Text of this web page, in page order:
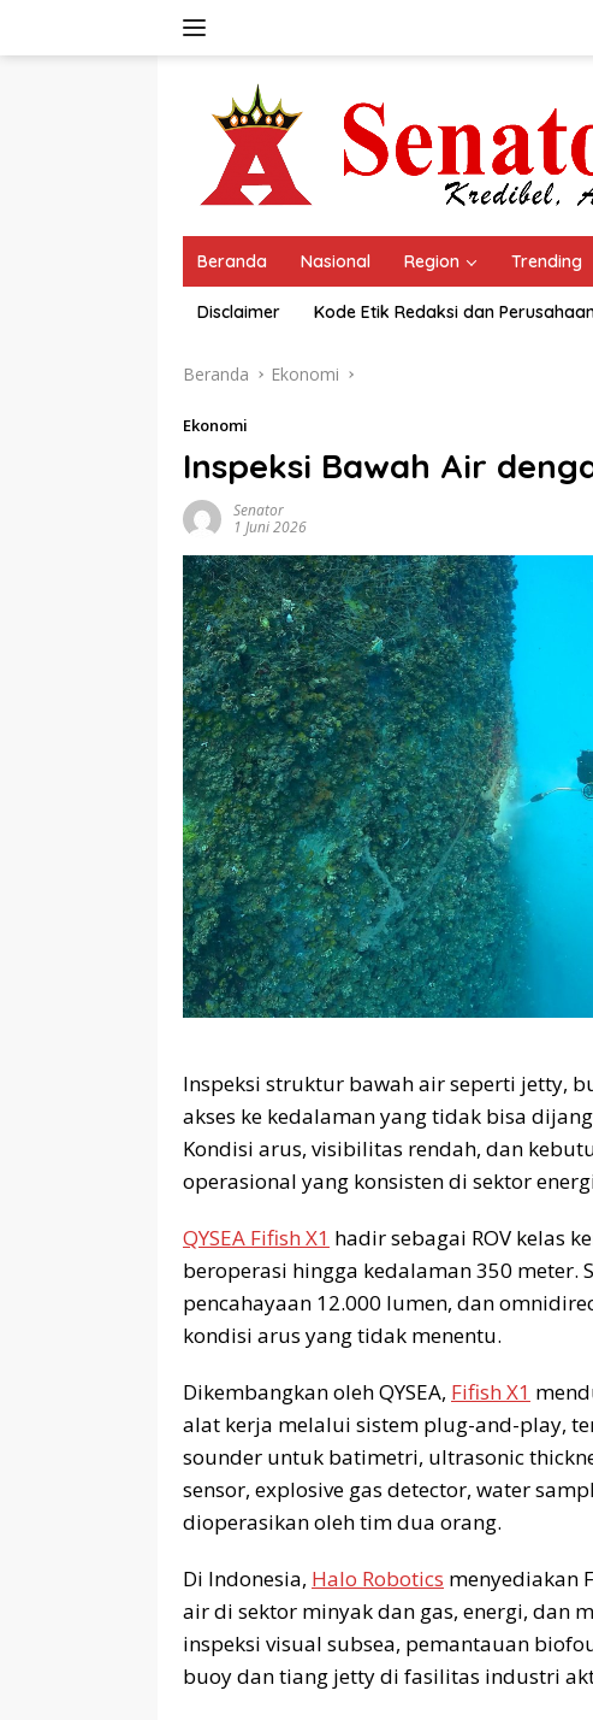
Beranda Nasional Region Trending
Disclaimer Kode Etik Redaksi dan
Beranda Ekonomi
Ekonomi
Inspeksi Bawah Air
Senator
1 Juni 2026
Inspeksi struktur bawah air seperti jetty,
akses ke kedalaman yang tidak bisa
Kondisi arus, visibilitas rendah, dan
operasional yang konsisten di sektor
QYSEA Fifish X1 hadir sebagai ROV kelas
beroperasi hingga kedalaman 350 meter.
pencahayaan 12.000 lumen, dan
kondisi arus yang tidak menentu.
Dikembangkan oleh QYSEA, Fifish X1
alat kerja melalui sistem plug-and-play,
sounder untuk batimetri, ultrasonic
sensor, explosive gas detector, water
dioperasikan oleh tim dua orang.
Di Indonesia, Halo Robotics menyediakan
air di sektor minyak dan gas, energi, dan
inspeksi visual subsea, pemantauan
buoy dan tiang jetty di fasilitas industri